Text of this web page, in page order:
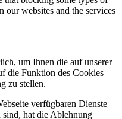
our websites and the services
um Ihnen die auf unserer
die Funktion des Cookies
zu stellen.
verfügbaren Dienste
hat die Ablehnung